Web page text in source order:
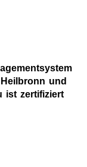
und
ist zertifiziert